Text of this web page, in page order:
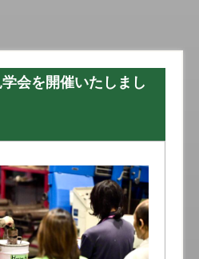
会を開催いたしまし